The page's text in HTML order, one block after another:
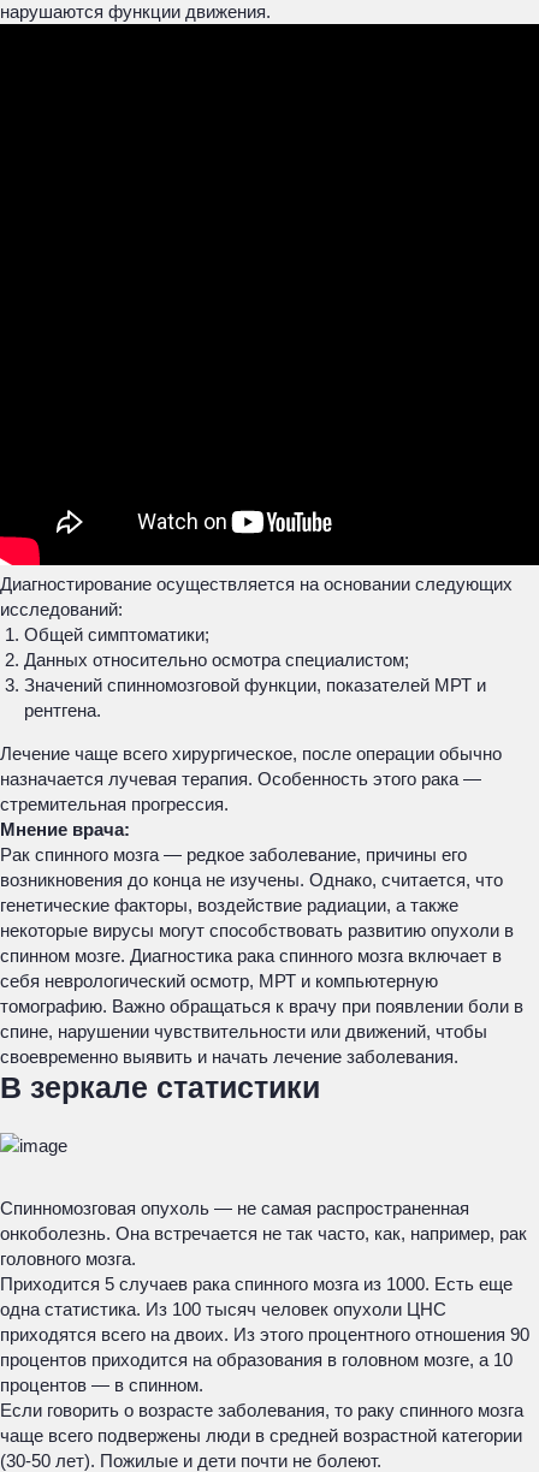
нарушаются функции движения.
Диагностирование осуществляется на основании следующих
исследований:
Общей симптоматики;
Данных относительно осмотра специалистом;
Значений спинномозговой функции, показателей МРТ и
рентгена.
Лечение чаще всего хирургическое, после операции обычно
назначается лучевая терапия. Особенность этого рака —
стремительная прогрессия.
Мнение врача:
Рак спинного мозга — редкое заболевание, причины его
возникновения до конца не изучены. Однако, считается, что
генетические факторы, воздействие радиации, а также
некоторые вирусы могут способствовать развитию опухоли в
спинном мозге. Диагностика рака спинного мозга включает в
себя неврологический осмотр, МРТ и компьютерную
томографию. Важно обращаться к врачу при появлении боли в
спине, нарушении чувствительности или движений, чтобы
своевременно выявить и начать лечение заболевания.
В зеркале статистики
Спинномозговая опухоль — не самая распространенная
онкоболезнь. Она встречается не так часто, как, например, рак
головного мозга.
Приходится 5 случаев рака спинного мозга из 1000. Есть еще
одна статистика. Из 100 тысяч человек опухоли ЦНС
приходятся всего на двоих. Из этого процентного отношения 90
процентов приходится на образования в головном мозге, а 10
процентов — в спинном.
Если говорить о возрасте заболевания, то раку спинного мозга
чаще всего подвержены люди в средней возрастной категории
(30-50 лет). Пожилые и дети почти не болеют.